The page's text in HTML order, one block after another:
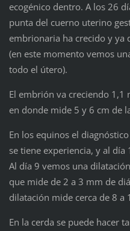
ecogénico dentro. A los 26
punta del cuerno uterino
embrionaria ha crecido y ya
(en este momento vemos
todo el útero).
El embrión va creciendo 1,1
en donde mide 5 y 6 cm de
En los equinos el
se tiene experiencia, y al
Al día 9 vemos una
que mide de 2 a 3 mm de
dilatación mide cerca de 8 a
En la cerda se puede hacer